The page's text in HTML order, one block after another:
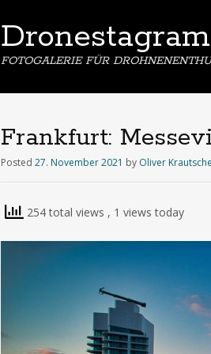
Dronestagram
FOTOGALERIE FÜR
Frankfurt:
Posted 27. November 2021 by Oliver
254 total views , 1 views today